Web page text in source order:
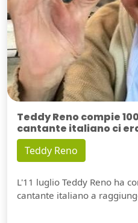
Teddy Reno compie
cantante italiano ci
Teddy Reno
L'11 luglio Teddy Reno ha
cantante italiano a